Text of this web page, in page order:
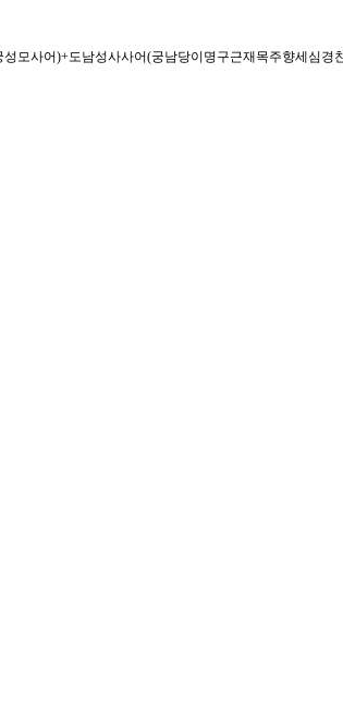
모사어)+도남성사사어(궁남당이명구근재목주향세심경